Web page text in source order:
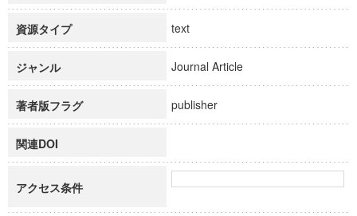
資源タイプ text
ジャンル Journal Article
著者版フラグ publisher
関連DOI
アクセス条件